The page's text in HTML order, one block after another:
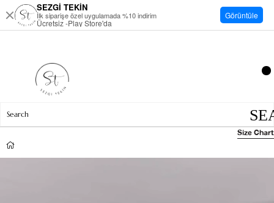
Size Chart
SEZGİ TEKİN
İlk siparişe özel uygulamada %10 indirim
Ücretsiz -Play Store'da
Görüntüle